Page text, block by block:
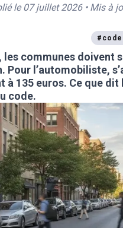
Sécurité des passagers
équipements de sécurité
Respect de
l'environnement
Notions diverses
le07 juillet 2026• Mis à
#
les communes
Pour l’automobiliste,
à 135 euros. Ce que
code.